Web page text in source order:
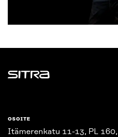
Sitra
OSOITE
Itämerenkatu 11-13, PL 160,